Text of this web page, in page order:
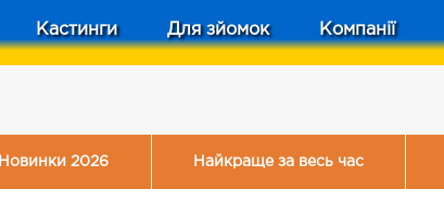
Кастинги Для зйомок Компанії
Новинки 2026 Найкраще за весь час